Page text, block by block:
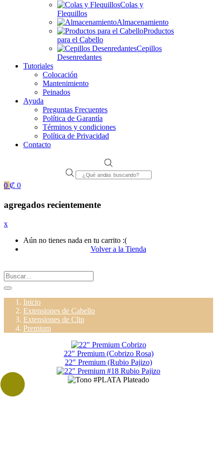
Colas y
Flequillos
Almacenamiento
Productos
para el Cabello
Cepillos
Desenredantes
Tutoriales
Colocación
Mantenimiento
Peinados
Ayuda
Preguntas Frecuentes
Política de Garantía
Términos y condiciones
Política de Privacidad
Contacto
Products
search
0 ₡ 0
agregados recientemente
x
Aún no tienes nada en tu carrito :(
Volver a la Tienda
Inicio
Extensiones de Cabello
Extensiones de Clip
Premium
22″ Premium (Cobrizo Rosa)
22″ Premium (Rubio Pajizo)